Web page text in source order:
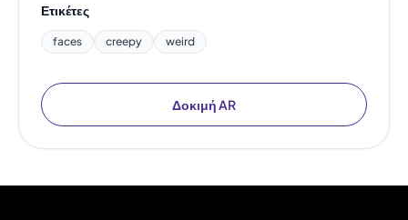
Ετικέτες
faces creepy weird
Δοκιμή AR